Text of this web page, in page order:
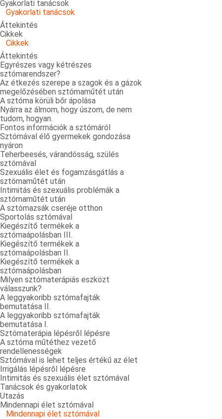
Gyakorlati tanácsok
Gyakorlati tanácsok
Áttekintés
Cikkek
Cikkek
Áttekintés
Egyrészes vagy kétrészes
sztómarendszer?
Az étkezés szerepe a szagok és a gázok
megelőzésében sztómaműtét után
A sztóma körüli bőr ápolása
Nyárra az álmom, hogy úszom, de nem
tudom, hogyan.
Fontos információk a sztómáról
Sztómával élő gyermekek gondozása
nyáron
Teherbeesés, várandósság, szülés
sztómával
Szexuális élet és fogamzásgátlás a
sztómaműtét után
Intimitás és szexuális problémák a
sztómaműtét után
A sztómazsák cseréje otthon
Sportolás sztómával
Kiegészítő termékek a
sztómaápolásban III.
Kiegészítő termékek a
sztómaápolásban II.
Kiegészítő termékek a
sztómaápolásban
Milyen sztómaterápiás eszközt
válasszunk?
A leggyakoribb sztómafajták
bemutatása II.
A leggyakoribb sztómafajták
bemutatása I.
Sztómaterápia lépésről lépésre
A sztóma műtéthez vezető
rendellenességek
Sztómával is lehet teljes értékű az élet
Irrigálás lépésről lépésre
Intimitás és szexuális élet sztómával
Tanácsok és gyakorlatok
Utazás
Mindennapi élet sztómával
Mindennapi élet sztómával